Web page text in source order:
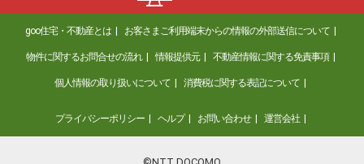
goo住宅・不動産とは お客さまご利用端末からの情報の外部送信について
物件に関するお問合せの流れ 情報提供元 不動産情報に関する免責事項
個人情報の取り扱いについて 消費税に関する表記について
プライバシーポリシー ヘルプ お問い合わせ 運営会社